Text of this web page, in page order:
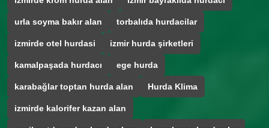
urla soyma bakır alan torbalıda hurdacilar
izmirde otel hurdasi izmir hurda şirketleri
kamalpaşada hurdacı ege hurda
karabağlar toptan hurda alan Hurda Klima
izmirde kalorifer kazan alan